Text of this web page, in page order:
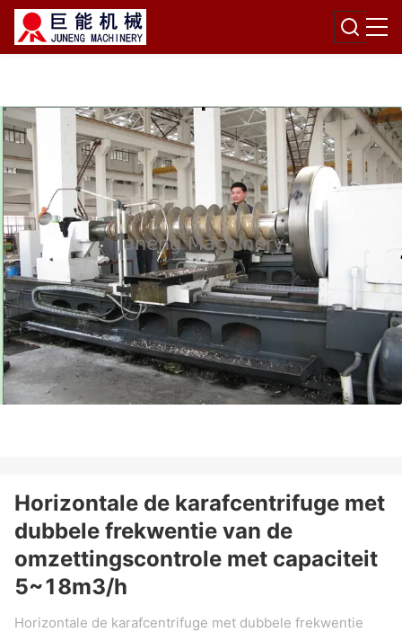
Horizontale de karafcentrifuge met
dubbele frekwentie van de
omzettingscontrole met capaciteit
5~18m3/h
Horizontale de karafcentrifuge met dubbele frekwentie